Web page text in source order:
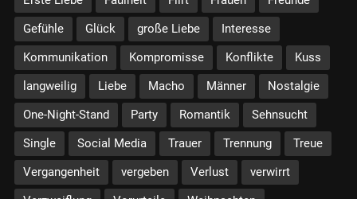
Gefühle
Glück große Liebe
Interesse
Kommunikation
Kompromisse Konflikte
Kuss
langweilig
Liebe Macho Männer
Nostalgie
One-Night-Stand
Party Romantik
Sehnsucht
Single
Social Media Trauer Trennung
Treue
Vergangenheit
vergeben Verlust
verwirrt